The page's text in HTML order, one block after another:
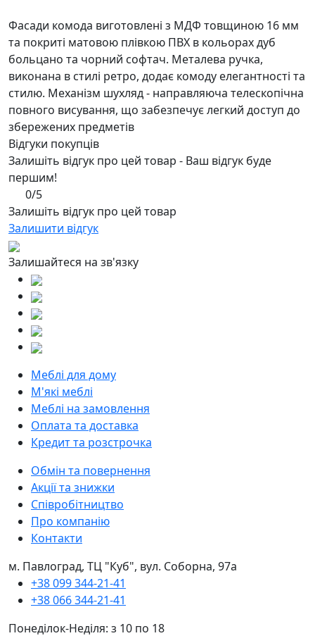
Фасади комода виготовлені з МДФ товщиною 16 мм
та покриті матовою плівкою ПВХ в кольорах дуб
больцано та чорний софтач. Металева ручка,
виконана в стилі ретро, додає комоду елегантності та
стилю. Механізм шухляд - направляюча телескопічна
повного висування, що забезпечує легкий доступ до
збережених предметів
Відгуки покупців
Залишіть відгук про цей товар - Ваш відгук буде
першим!
0/5
Залишіть відгук про цей товар
Залишити відгук
Залишайтеся на зв'язку
Меблі для дому
М'які меблі
Меблі на замовлення
Оплата та доставка
Кредит та розстрочка
Обмін та повернення
Акції та знижки
Співробітництво
Про компанію
Контакти
м. Павлоград, ТЦ "Куб", вул. Соборна, 97а
+38 099 344-21-41
+38 066 344-21-41
Понеділок-Неділя: з 10 по 18